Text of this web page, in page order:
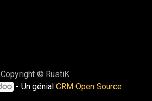
Copyright © RustiK
- Un génialCRM Open Source